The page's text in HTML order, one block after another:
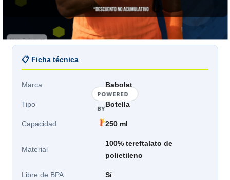
agua tibia.
📋 Ficha técnica
Marca Babolat
Tipo Botella
Capacidad 250 ml
Material
100% tereftalato de
polietileno
Libre de BPA Sí
POWERED
BY